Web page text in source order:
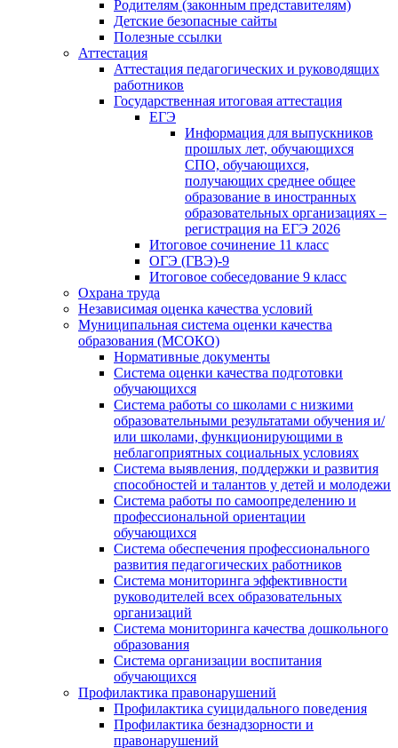
Родителям (законным представителям)
Детские безопасные сайты
Полезные ссылки
Аттестация
Аттестация педагогических и руководящих
работников
Государственная итоговая аттестация
ЕГЭ
Информация для выпускников
прошлых лет, обучающихся
СПО, обучающихся,
получающих среднее общее
образование в иностранных
образовательных организациях –
регистрация на ЕГЭ 2026
Итоговое сочинение 11 класс
ОГЭ (ГВЭ)-9
Итоговое собеседование 9 класс
Охрана труда
Независимая оценка качества условий
Муниципальная система оценки качества
образования (МСОКО)
Нормативные документы
Система оценки качества подготовки
обучающихся
Система работы со школами с низкими
образовательными результатами обучения и/
или школами, функционирующими в
неблагоприятных социальных условиях
Система выявления, поддержки и развития
способностей и талантов у детей и молодежи
Система работы по самоопределению и
профессиональной ориентации
обучающихся
Система обеспечения профессионального
развития педагогических работников
Система мониторинга эффективности
руководителей всех образовательных
организаций
Система мониторинга качества дошкольного
образования
Система организации воспитания
обучающихся
Профилактика правонарушений
Профилактика суицидального поведения
Профилактика безнадзорности и
правонарушений